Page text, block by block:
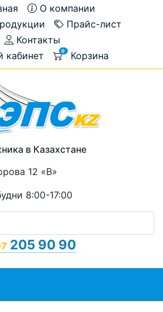
О компании
Прайс-лист
Контакты
кабинет
0 Корзина
в Казахстане
12 «В»
8:00-17:00
205 90 90